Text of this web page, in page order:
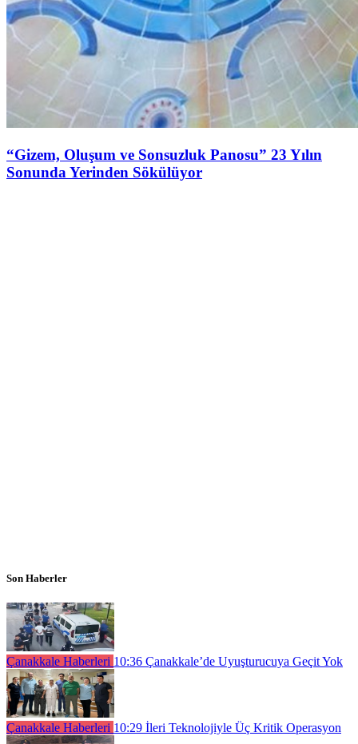
“Gizem, Oluşum ve Sonsuzluk Panosu” 23 Yılın
Sonunda Yerinden Sökülüyor
Son Haberler
Çanakkale Haberleri 10:36 Çanakkale’de Uyuşturucuya Geçit Yok
Çanakkale Haberleri 10:29 İleri Teknolojiyle Üç Kritik Operasyon